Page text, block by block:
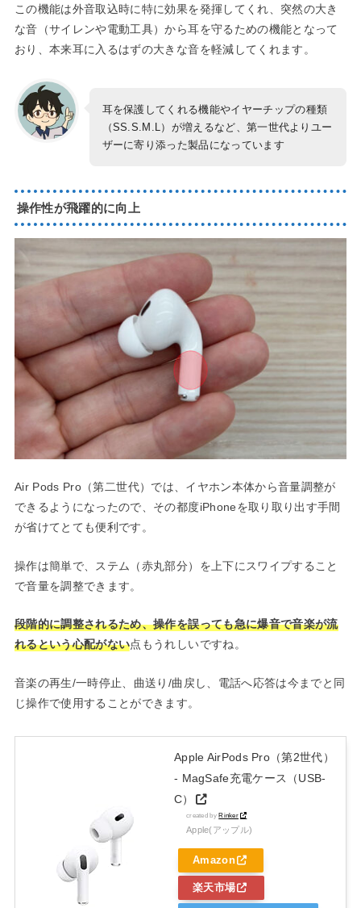
この機能は外音取込時に特に効果を発揮してくれ、突然の大き
な音（サイレンや電動工具）から耳を守るための機能となって
おり、本来耳に入るはずの大きな音を軽減してくれます。
耳を保護してくれる機能やイヤーチップの種類
（SS.S.M.L）が増えるなど、第一世代よりユー
ザーに寄り添った製品になっています
操作性が飛躍的に向上
Air Pods Pro（第二世代）では、イヤホン本体から音量調整が
できるようになったので、その都度iPhoneを取り取り出す手間
が省けてとても便利です。
操作は簡単で、ステム（赤丸部分）を上下にスワイプすること
で音量を調整できます。
段階的に調整されるため、操作を誤っても急に爆音で音楽が流
れるという心配がない点もうれしいですね。
音楽の再生/一時停止、曲送り/曲戻し、電話へ応答は今までと同
じ操作で使用することができます。
Apple AirPods Pro（第2世代）​​​​​​​
- MagSafe充電ケース（USB-
C）
created byRinker
Apple(アップル)
Amazon
楽天市場